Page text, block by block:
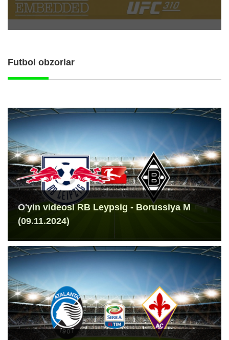
Futbol obzorlar
O'yin videosi RB Leypsig - Borussiya M
(09.11.2024)